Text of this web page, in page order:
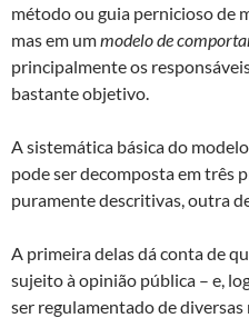
método ou guia pernicioso de
mas em ummodelo de
principalmente os
bastante objetivo.
A sistemática básica do
pode ser decomposta em três
puramente descritivas, outra
A primeira delas dá conta de
sujeito à opinião pública – e,
ser regulamentado de diversas